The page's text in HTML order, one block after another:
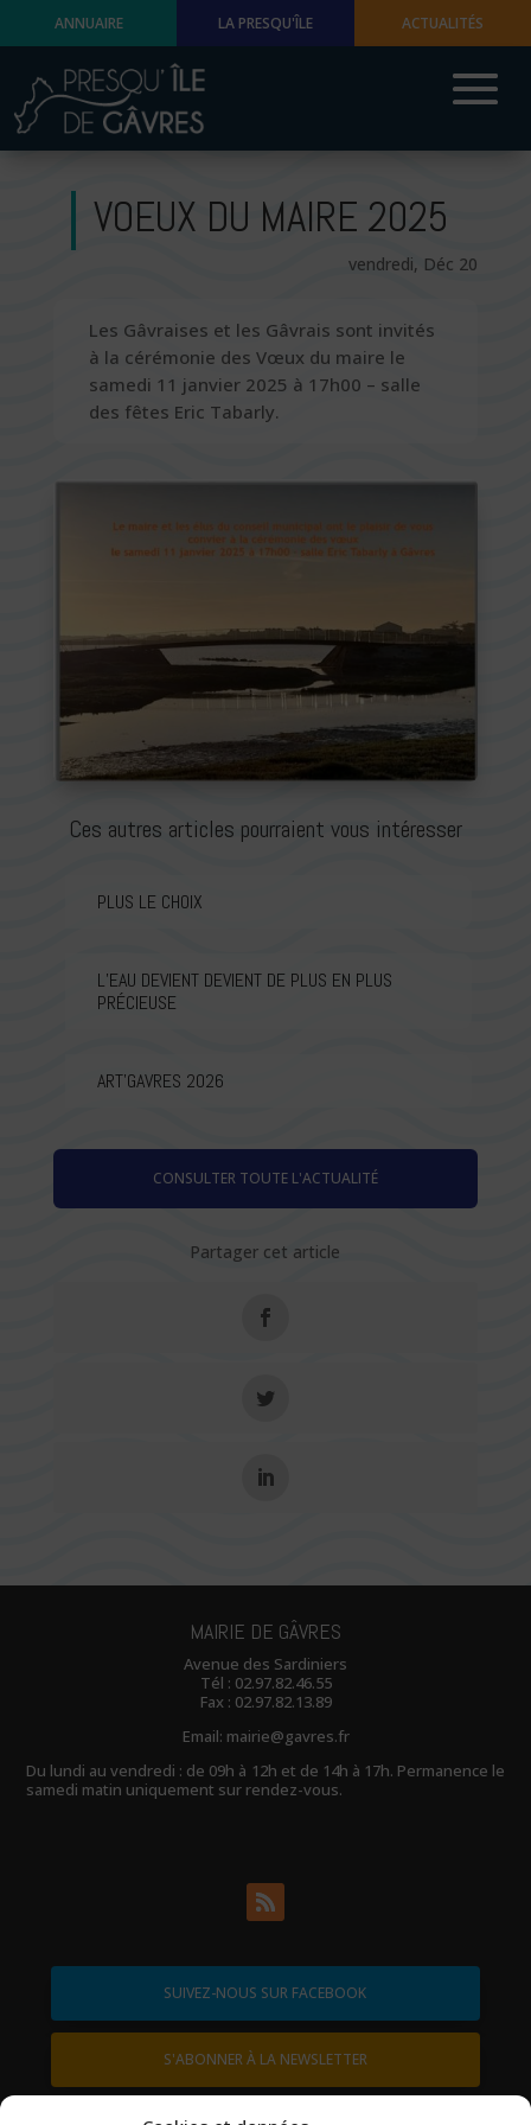
ANNUAIRE LA PRESQU'ÎLE ACTUALITÉS
VOEUX DU MAIRE 2025
vendredi, Déc 20
Les Gâvraises et les Gâvrais sont invités
à la cérémonie des Vœux du maire le
samedi 11 janvier 2025 à 17h00 – salle
des fêtes Eric Tabarly.
Ces autres articles pourraient vous intéresser
PLUS LE CHOIX
L’EAU DEVIENT DEVIENT DE PLUS EN PLUS
PRÉCIEUSE
ART’GAVRES 2026
CONSULTER TOUTE L'ACTUALITÉ
Partager cet article
MAIRIE DE GÂVRES
Avenue des Sardiniers
Tél : 02.97.82.46.55
Fax : 02.97.82.13.89
Email: mairie@gavres.fr
Du lundi au vendredi : de 09h à 12h et de 14h à 17h. Permanence le
samedi matin uniquement sur rendez-vous.
SUIVEZ-NOUS SUR FACEBOOK
S'ABONNER À LA NEWSLETTER
contactez-nous